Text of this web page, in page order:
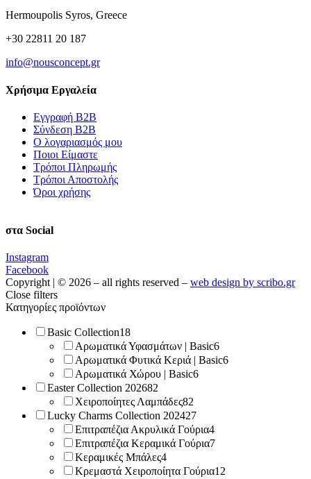
Hermoupolis Syros, Greece
+30 22811 20 187
info@nousconcept.gr
Χρήσιμα Εργαλεία
Εγγραφή Β2Β
Σύνδεση Β2Β
Ο λογαριασμός μου
Ποιοι Είμαστε
Τρόποι Πληρωμής
Τρόποι Αποστολής
Όροι χρήσης
στα Social
Instagram
Facebook
Copyright | © 2026 – all rights reserved – web design by scribo.gr
Close filters
Κατηγορίες προϊόντων
Basic Collection18
Αρωματικά Υφασμάτων | Basic6
Αρωματικά Φυτικά Κεριά | Basic6
Αρωματικά Χώρου | Basic6
Easter Collection 202682
Χειροποίητες Λαμπάδες82
Lucky Charms Collection 202427
Επιτραπέζια Ακρυλικά Γούρια4
Επιτραπέζια Κεραμικά Γούρια7
Κεραμικές Μπάλες4
Κρεμαστά Χειροποίητα Γούρια12